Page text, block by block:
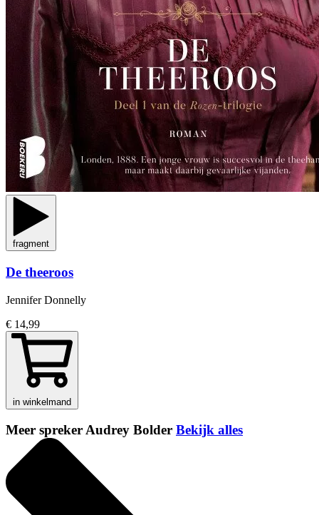
fragment
De theeroos
Jennifer Donnelly
€ 14,99
in winkelmand
Meer spreker Audrey Bolder Bekijk alles